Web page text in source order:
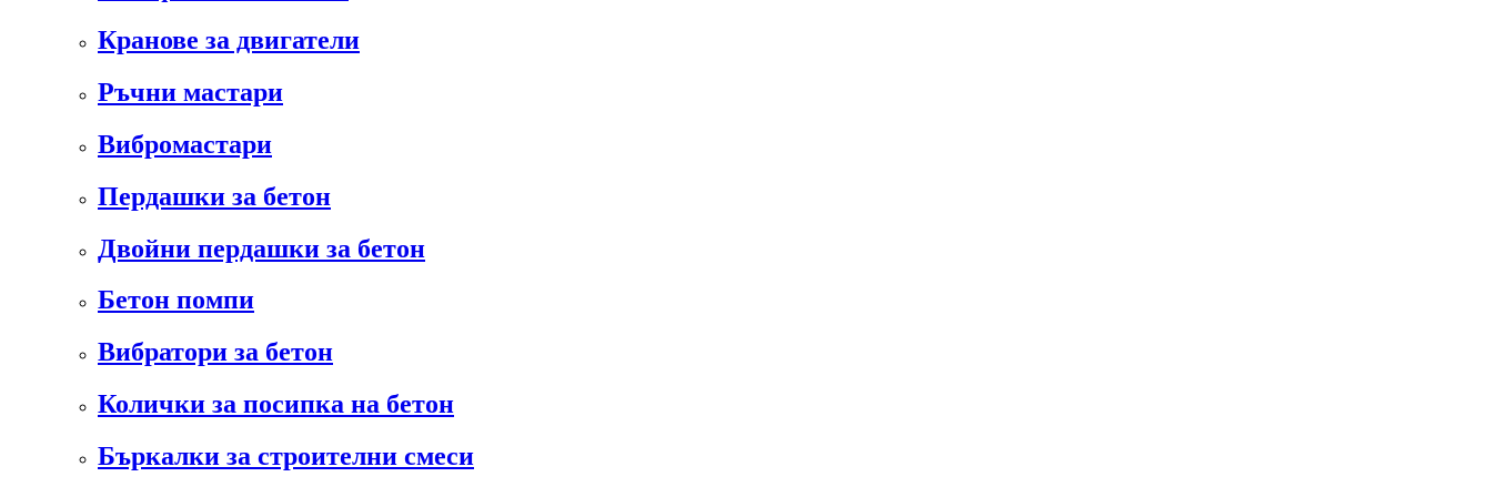
Кранове за двигатели
Ръчни мастари
Вибромастари
Пердашки за бетон
Двойни пердашки за бетон
Бетон помпи
Вибратори за бетон
Колички за посипка на бетон
Бъркалки за строителни смеси